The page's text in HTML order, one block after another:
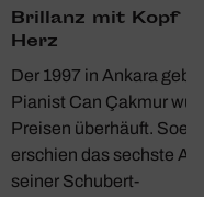
Bril­lanz mit Kopf
Herz
Der 1997 in Ankara
Pianist Can Çakmur
Preisen überhäuft.
erschien das sechste
seiner Schubert-